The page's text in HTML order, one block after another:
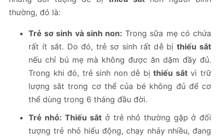
thường, đó là:
Trẻ sơ sinh và sinh non: Trong sữa mẹ có chứa
rất ít sắt. Do đó, trẻ sơ sinh rất dễ bịthiếu sắt
nếu chỉ bú mẹ mà không được ăn dặm đầy đủ.
Trong khi đó, trẻ sinh non dễ bịthiếu sắtvì trữ
lượng sắt trong cơ thể của bé không đủ để cơ
thể dùng trong 6 tháng đầu đời.
Trẻ nhỏ: Thiếu sắt ở trẻ nhỏ thường gặp ở đối
tượng trẻ nhỏ hiếu động, chạy nhảy nhiều, đang